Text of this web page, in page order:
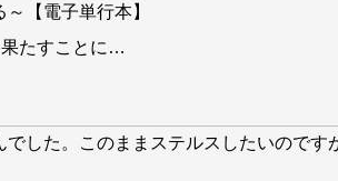
【電子単行本】
たすことに …
した。このままステルスしたいのです